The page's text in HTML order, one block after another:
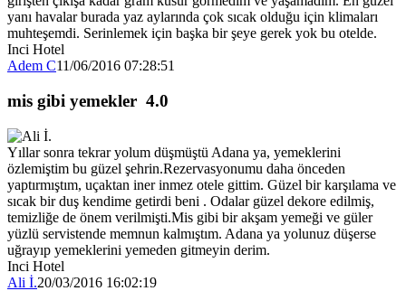
yanı havalar burada yaz aylarında çok sıcak olduğu için klimaları
muhteşemdi. Serinlemek için başka bir şeye gerek yok bu otelde.
Inci Hotel
Adem C11/06/2016 07:28:51
mis gibi yemekler 4.0
Yıllar sonra tekrar yolum düşmüştü Adana ya, yemeklerini
özlemiştim bu güzel şehrin.Rezervasyonumu daha önceden
yaptırmıştım, uçaktan iner inmez otele gittim. Güzel bir karşılama ve
sıcak bir duş kendime getirdi beni . Odalar güzel dekore edilmiş,
temizliğe de önem verilmişti.Mis gibi bir akşam yemeği ve güler
yüzlü servistende memnun kalmıştım. Adana ya yolunuz düşerse
uğrayıp yemeklerini yemeden gitmeyin derim.
Inci Hotel
Ali İ.20/03/2016 16:02:19